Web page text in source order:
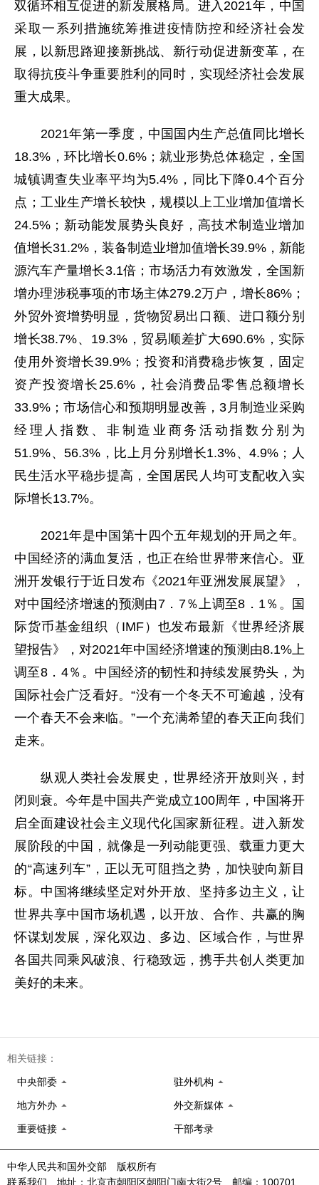
双循环相互促进的新发展格局。进入2021年，中国
采取一系列措施统筹推进疫情防控和经济社会发
展，以新思路迎接新挑战、新行动促进新变革，在
取得抗疫斗争重要胜利的同时，实现经济社会发展
重大成果。
2021年第一季度，中国国内生产总值同比增长
18.3%，环比增长0.6%；就业形势总体稳定，全国
城镇调查失业率平均为5.4%，同比下降0.4个百分
点；工业生产增长较快，规模以上工业增加值增长
24.5%；新动能发展势头良好，高技术制造业增加
值增长31.2%，装备制造业增加值增长39.9%，新能
源汽车产量增长3.1倍；市场活力有效激发，全国新
增办理涉税事项的市场主体279.2万户，增长86%；
外贸外资增势明显，货物贸易出口额、进口额分别
增长38.7%、19.3%，贸易顺差扩大690.6%，实际
使用外资增长39.9%；投资和消费稳步恢复，固定
资产投资增长25.6%，社会消费品零售总额增长
33.9%；市场信心和预期明显改善，3月制造业采购
经理人指数、非制造业商务活动指数分别为
51.9%、56.3%，比上月分别增长1.3%、4.9%；人
民生活水平稳步提高，全国居民人均可支配收入实
际增长13.7%。
2021年是中国第十四个五年规划的开局之年。
中国经济的满血复活，也正在给世界带来信心。亚
洲开发银行于近日发布《2021年亚洲发展展望》，
对中国经济增速的预测由7．7％上调至8．1％。国
际货币基金组织（IMF）也发布最新《世界经济展
望报告》，对2021年中国经济增速的预测由8.1%上
调至8．4％。中国经济的韧性和持续发展势头，为
国际社会广泛看好。“没有一个冬天不可逾越，没有
一个春天不会来临。”一个充满希望的春天正向我们
走来。
纵观人类社会发展史，世界经济开放则兴，封
闭则衰。今年是中国共产党成立100周年，中国将开
启全面建设社会主义现代化国家新征程。进入新发
展阶段的中国，就像是一列动能更强、载重力更大
的“高速列车”，正以无可阻挡之势，加快驶向新目
标。中国将继续坚定对外开放、坚持多边主义，让
世界共享中国市场机遇，以开放、合作、共赢的胸
怀谋划发展，深化双边、多边、区域合作，与世界
各国共同乘风破浪、行稳致远，携手共创人类更加
美好的未来。
相关链接：
中央部委 驻外机构
地方外办 外交新媒体
重要链接 干部考录
中华人民共和国外交部 版权所有
联系我们 地址：北京市朝阳区朝阳门南大街2号 邮编：100701